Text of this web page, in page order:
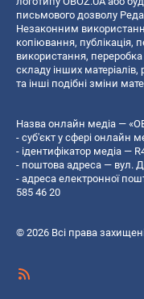
письмового дозволу
Незаконним
копiювання, публiкацiя,
використання,
складу інших
та інші подібні зміни
Назва онлайн медіа —
- суб'єкт у сфері онлайн
- ідентифікатор медіа —
- поштова адреса — вул.
- адреса електронної
585 46 20
© 2026 Всі права